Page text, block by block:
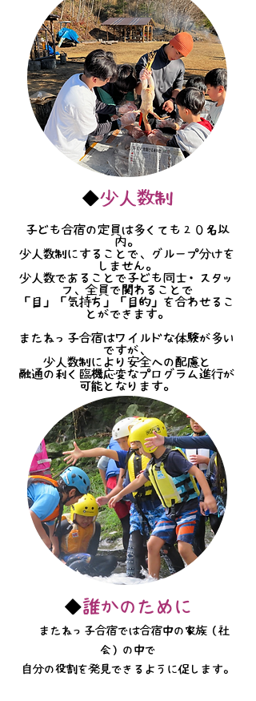
◆少人数制
子ども合宿の定員は多くても２０名以
内。
少人数制にすることで、グループ分けを
しません。
少人数であることで子ども同士・スタッ
フ、全員で関わることで
「目」「気持ち」「目的」を合わせるこ
とができます。
またねっ子合宿はワイルドな体験が多い
ですが、
少人数制により安全への配慮と
融通の利く臨機応変なプログラム進行が
可能となります。
◆誰かのために
またねっ子合宿では合宿中の家族（社
会）の中で
自分の役割を発見できるように促します。